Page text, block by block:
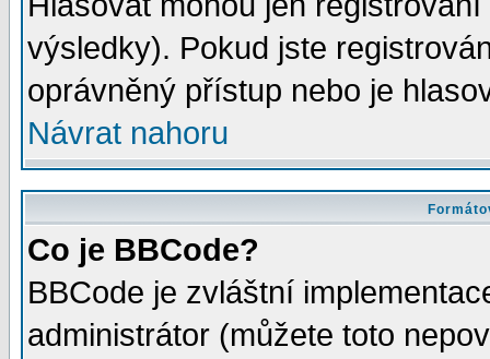
výsledky). Pokud jste
oprávněný přístup nebo je
Návrat nahoru
Co je BBCode?
BBCode je zvláštní
administrátor (můžete toto